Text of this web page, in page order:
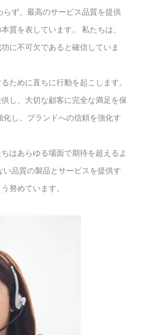
ず、最高のサービス品質を提供
質を表しています。 私たちは、
に不可欠であると確信していま
ために直ちに行動を起こします。
し、大切な顧客に完全な満足を保
し、ブランドへの信頼を強化す
はあらゆる場面で期待を超えるよ
品質の製品とサービスを提供す
努めています。